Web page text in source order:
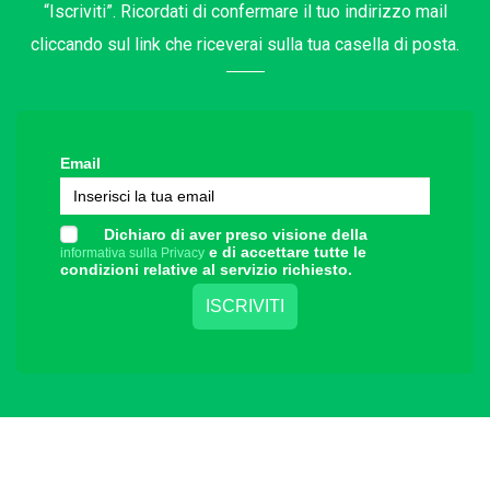
“Iscriviti”. Ricordati di confermare il tuo indirizzo mail
cliccando sul link che riceverai sulla tua casella di posta.
Email
Dichiaro di aver preso visione della
informativa sulla Privacy e di accettare tutte le
condizioni relative al servizio richiesto.